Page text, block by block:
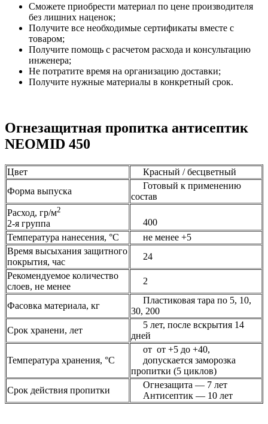
Сможете приобрести материал по цене производителя
без лишних наценок;
Получите все необходимые сертификаты вместе с
товаром;
Получите помощь с расчетом расхода и консультацию
инженера;
Не потратите время на организацию доставки;
Получите нужные материалы в конкретный срок.
Огнезащитная пропитка антисептик
NEOMID 450
Цвет
Красный / бесцветный
Форма выпуска
Готовый к применению
состав
Расход, гр/м2
2-я группа
400
Температура нанесения, °С
не менее +5
Время высыхания защитного
покрытия, час
24
Рекомендуемое количество
слоев, не менее
2
Фасовка материала, кг
Пластиковая тара по 5, 10,
30, 200
Срок хранени, лет
5 лет, после вскрытия 14
дней
Температура хранения, °С
от от +5 до +40,
допускается заморозка
пропитки (5 циклов)
Срок действия пропитки
Огнезащита — 7 лет
Антисептик — 10 лет